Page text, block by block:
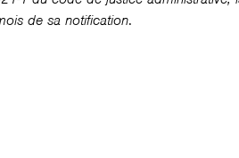
de sa notification.